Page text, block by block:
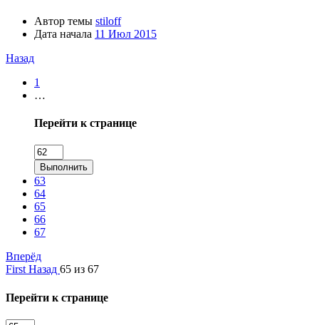
Автор темы stiloff
Дата начала 11 Июл 2015
Назад
1
…
Перейти к странице
Выполнить
63
64
65
66
67
Вперёд
First Назад 65 из 67
Перейти к странице